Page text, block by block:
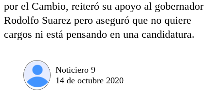
por el Cambio, reiteró su apoyo al gobernador
Rodolfo Suarez pero aseguró que no quiere
cargos ni está pensando en una candidatura.
Noticiero 9
14 de octubre 2020